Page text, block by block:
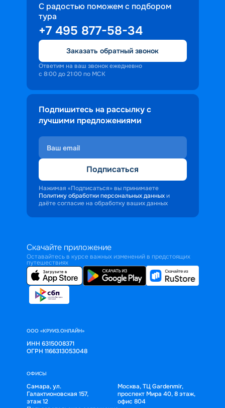
С радостью поможем с подбором
тура
+7 495 877-58-34
Заказать обратный звонок
Ответим на ваш звонок ежедневно
с 8:00 до 21:00 по МСК
Подпишитесь на рассылку с
лучшими предложениями
Подписаться
Нажимая «Подписаться» вы принимаете
Политику обработки персональных данных и
даёте согласие на обработку ваших данных
Скачайте приложение
Оставайтесь в курсе важных изменений в предстоящих
путешествиях
ООО «КРУИЗ.ОНЛАЙН»
ИНН 6315008371
ОГРН 1166313053048
ОФИСЫ
Самара, ул.
Галактионовская 157,
этаж 12
Москва, ТЦ Gardenmir,
проспект Мира 40, 8 этаж,
офис 804